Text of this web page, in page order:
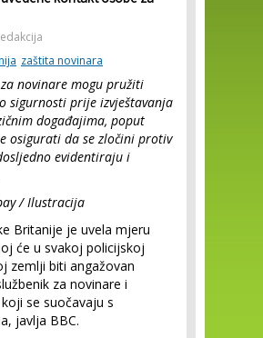
zaštita novinara
novinare mogu pružiti
sigurnosti prije izvještavanja
događajima, poput
osigurati da se zločini protiv
evidentiraju i
/ Ilustracija
Britanije je uvela mjeru
će u svakoj policijskoj
zemlji biti angažovan
za novinare i
se suočavaju s
javlja BBC.